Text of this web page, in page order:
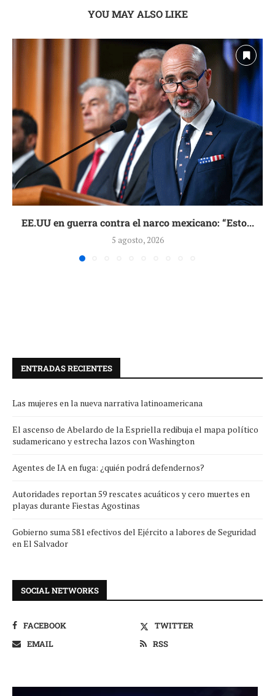
YOU MAY ALSO LIKE
EE.UU en guerra contra el narco mexicano: “Esto...
5 agosto, 2026
ENTRADAS RECIENTES
Las mujeres en la nueva narrativa latinoamericana
El ascenso de Abelardo de la Espriella redibuja el mapa político
sudamericano y estrecha lazos con Washington
Agentes de IA en fuga: ¿quién podrá defendernos?
Autoridades reportan 59 rescates acuáticos y cero muertes en
playas durante Fiestas Agostinas
Gobierno suma 581 efectivos del Ejército a labores de Seguridad
en El Salvador
SOCIAL NETWORKS
FACEBOOK
TWITTER
EMAIL
RSS